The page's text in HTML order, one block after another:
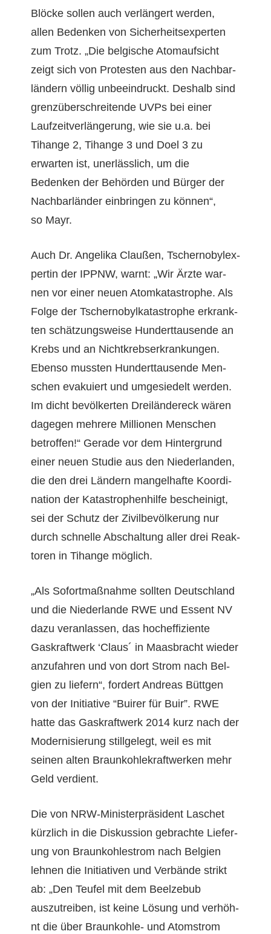
Blöcke sollen auch ver­längert wer­den,
allen Bedenken von Sicher­heit­sex­perten
zum Trotz. „Die bel­gis­che Atom­auf­sicht
zeigt sich von Protesten aus den Nach­bar­
län­dern völ­lig unbeein­druckt. Deshalb sind
gren­züber­schre­i­t­ende UVPs bei ein­er
Laufzeitver­längerung, wie sie u.a. bei
Tihange 2, Tihange 3 und Doel 3 zu
erwarten ist, uner­lässlich, um die
Bedenken der Behör­den und Bürg­er der
Nach­bar­län­der ein­brin­gen zu kön­nen“,
so Mayr.
Auch Dr. Ange­li­ka Claußen, Tsch­er­nobyl­ex­
per­tin der IPPNW, warnt: „Wir Ärzte war­
nen vor ein­er neuen Atom­katas­tro­phe. Als
Folge der Tsch­er­nobylkatas­tro­phe erkrank­
ten schätzungsweise Hun­dert­tausende an
Krebs und an Nichtkreb­serkrankun­gen.
Eben­so mussten Hun­dert­tausende Men­
schen evakuiert und umge­siedelt wer­den.
Im dicht bevölk­erten Dreilän­dereck wären
dage­gen mehrere Mil­lio­nen Men­schen
betrof­fen!“ Ger­ade vor dem Hin­ter­grund
ein­er neuen Studie aus den Nieder­lan­den,
die den drei Län­dern man­gel­hafte Koor­di­
na­tion der Katas­tro­phen­hil­fe bescheinigt,
sei der Schutz der Zivil­bevölkerung nur
durch schnelle Abschal­tung aller drei Reak­
toren in Tihange möglich.
„Als Sofort­maß­nahme soll­ten Deutsch­land
und die Nieder­lande RWE und Essent NV
dazu ver­an­lassen, das hochef­fiziente
Gaskraftwerk ‘Claus´ in Maas­bracht wieder
anz­u­fahren und von dort Strom nach Bel­
gien zu liefern“, fordert Andreas Büttgen
von der Ini­tia­tive “Buir­er für Buir”. RWE
hat­te das Gaskraftwerk 2014 kurz nach der
Mod­ernisierung still­gelegt, weil es mit
seinen alten Braunkohlekraftwerken mehr
Geld verdient.
Die von NRW-Min­is­ter­präsi­dent Laschet
kür­zlich in die Diskus­sion gebrachte Liefer­
ung von Braunkohle­strom nach Bel­gien
lehnen die Ini­tia­tiv­en und Ver­bände strikt
ab: „Den Teufel mit dem Beelze­bub
auszutreiben, ist keine Lösung und ver­höh­
nt die über Braunkohle- und Atom­strom